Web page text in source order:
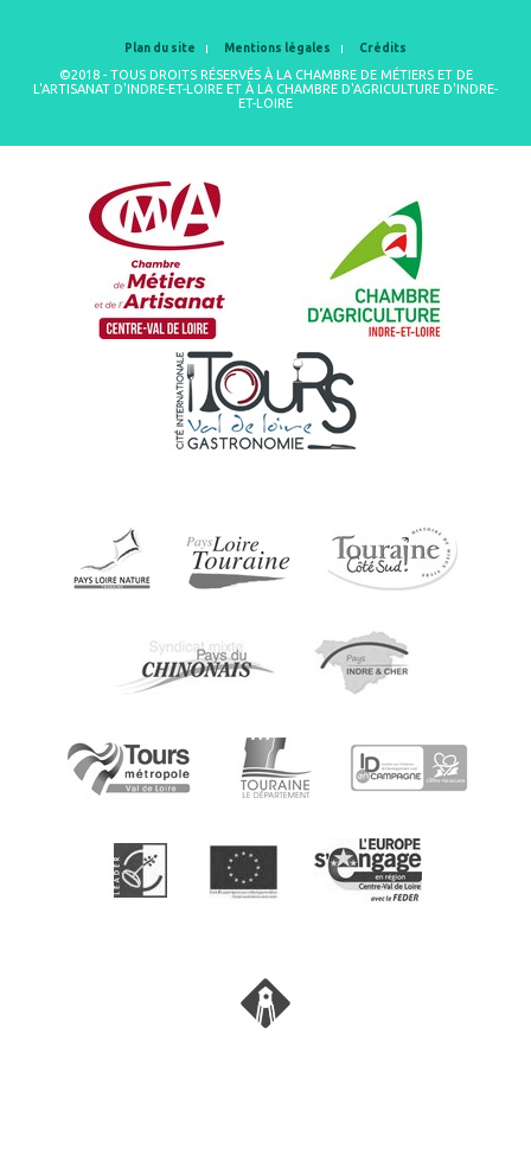
Plan du site Mentions légales Crédits
©2018 - TOUS DROITS RÉSERVÉS À LA CHAMBRE DE MÉTIERS ET DE
L'ARTISANAT D'INDRE-ET-LOIRE ET À LA CHAMBRE D'AGRICULTURE D'INDRE-
ET-LOIRE